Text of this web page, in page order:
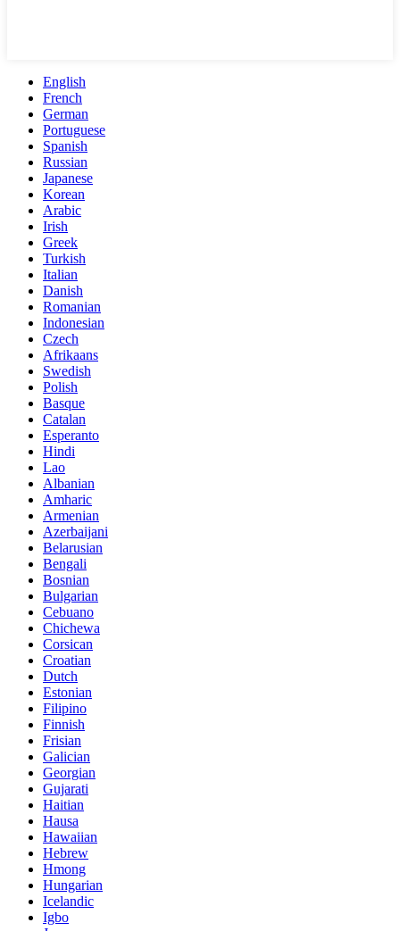
English
French
German
Portuguese
Spanish
Russian
Japanese
Korean
Arabic
Irish
Greek
Turkish
Italian
Danish
Romanian
Indonesian
Czech
Afrikaans
Swedish
Polish
Basque
Catalan
Esperanto
Hindi
Lao
Albanian
Amharic
Armenian
Azerbaijani
Belarusian
Bengali
Bosnian
Bulgarian
Cebuano
Chichewa
Corsican
Croatian
Dutch
Estonian
Filipino
Finnish
Frisian
Galician
Georgian
Gujarati
Haitian
Hausa
Hawaiian
Hebrew
Hmong
Hungarian
Icelandic
Igbo